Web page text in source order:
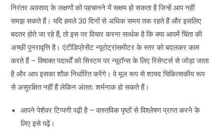
निरंतर अवसाद के लक्षणों को पहचानने में सक्षम हो सकता है जिन्हें आप नहीं
समझ सकते हैं। यदि हमले 30 दिनों से अधिक समय तक रहते हैं और इसलिए
बदतर होते जा रहे हैं, तो इस पर विचार करना सार्थक है कि क्या आपमें चिंता की
अच्छी पुनरावृत्ति है। एंटीडिप्रेसेंट न्यूरोट्रांसमीटर के स्तर को बदलकर काम
करते हैं – विषाक्त पदार्थों को सिस्टम पर न्यूरॉन्स के लिए रिसेप्टर्स से जोड़ा जाता
है और आप इसका शौक निर्धारित करेंगे। वे मूल रूप से शायद चिकित्सकीय रूप
से असुरक्षित नहीं हैं लेकिन अंततः शर्मनाक हो सकते हैं।
आपने पेशेवर टिप्पणी पढ़ी है – वास्तविक पृष्ठों से विश्लेषण प्राप्त करने के
लिए इसे पढ़ें।